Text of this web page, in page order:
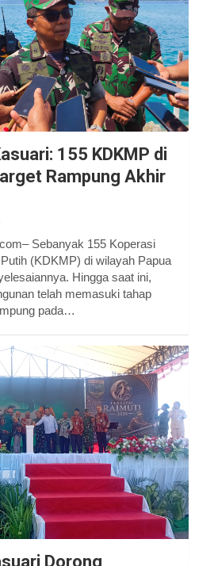
155 KDKMP di
Rampung Akhir
Sebanyak 155 Koperasi
(KDKMP) di wilayah Papua
Hingga saat ini,
telah memasuki tahap
pada…
Dorong